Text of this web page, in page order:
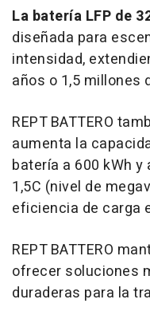
La batería LFP de
diseñada para
intensidad,
años o 1,5 millones
REPT BATTERO
aumenta la
batería a 600 kWh
1,5C (nivel de
eficiencia de carga
REPT BATTERO
ofrecer soluciones
duraderas para la